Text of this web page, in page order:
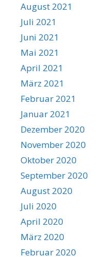
August 2021
Juli 2021
Juni 2021
Mai 2021
April 2021
März 2021
Februar 2021
Januar 2021
Dezember 2020
November 2020
Oktober 2020
September 2020
August 2020
Juli 2020
April 2020
März 2020
Februar 2020